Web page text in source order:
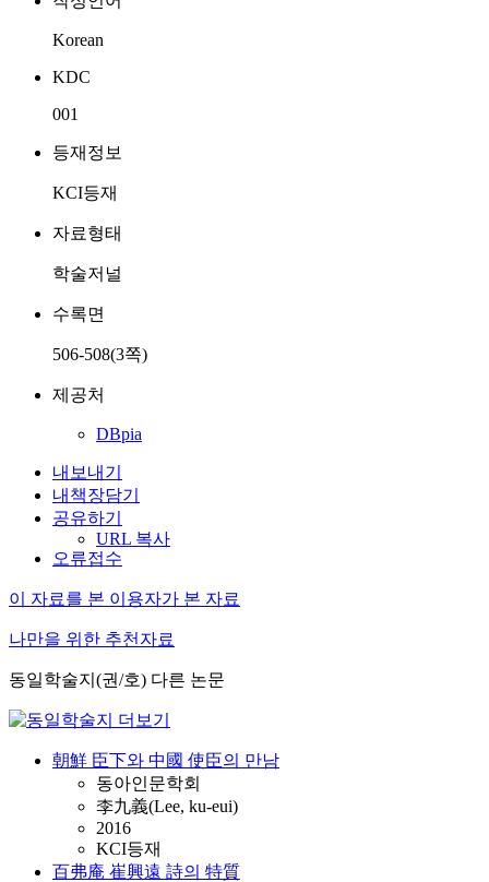
Korean
KDC
001
등재정보
KCI등재
자료형태
학술저널
수록면
506-508(3쪽)
제공처
DBpia
내보내기
내책장담기
공유하기
URL 복사
오류접수
이 자료를 본 이용자가 본 자료
나만을 위한 추천자료
동일학술지(권/호) 다른 논문
朝鮮 臣下와 中國 使臣의 만남
동아인문학회
李九義(Lee, ku-eui)
2016
KCI등재
百弗庵 崔興遠 詩의 特質